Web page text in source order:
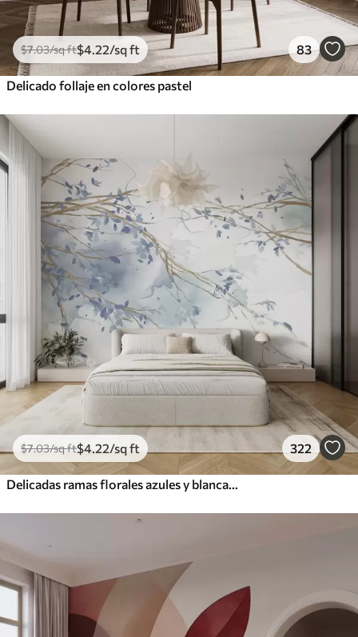
$7.03/sq ft$4 .22/sq ft 83
Delicado follaje en colores pastel
$7.03/sq ft$4 .22/sq ft 322